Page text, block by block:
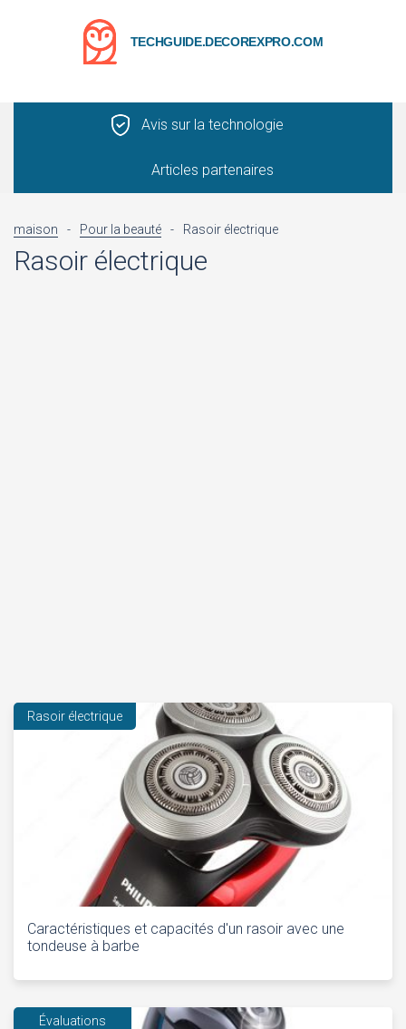
TECHGUIDE.DECOREXPRO.COM
Avis sur la technologie
Articles partenaires
maison - Pour la beauté - Rasoir électrique
Rasoir électrique
Rasoir électrique
Caractéristiques et capacités d'un rasoir avec une
tondeuse à barbe
Évaluations